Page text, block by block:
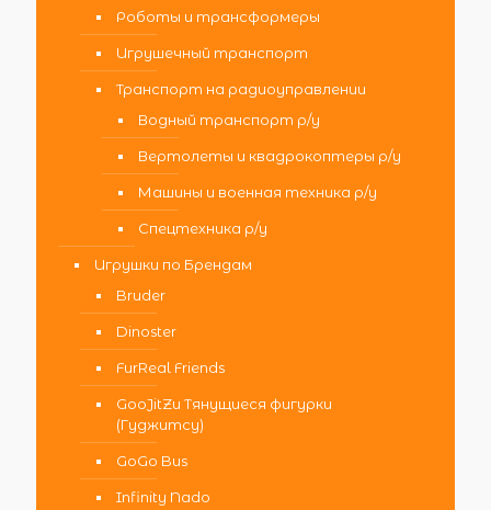
Роботы и трансформеры
Игрушечный транспорт
Транспорт на радиоуправлении
Водный транспорт р/у
Вертолеты и квадрокоптеры р/у
Машины и военная техника р/у
Спецтехника р/у
Игрушки по Брендам
Bruder
Dinoster
FurReal Friends
GooJitZu Тянущиеся фигурки
(Гуджитсу)
GoGo Bus
Infinity Nado